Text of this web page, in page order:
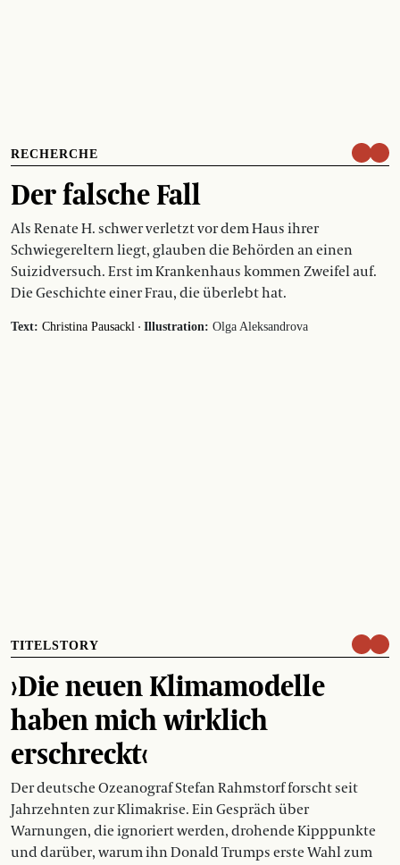
RECHERCHE
Der falsche Fall
Als Renate H. schwer verletzt vor dem Haus ihrer
Schwiegereltern liegt, glauben die Behörden an einen
Suizidversuch. Erst im Krankenhaus kommen Zweifel auf.
Die Geschichte einer Frau, die überlebt hat.
Text: Christina Pausackl · Illustration: Olga Aleksandrova
TITELSTORY
›Die neuen Klimamodelle
haben mich wirklich
erschreckt‹
Der deutsche Ozeanograf Stefan Rahmstorf forscht seit
Jahrzehnten zur Klimakrise. Ein Gespräch über
Warnungen, die ignoriert werden, drohende Kipppunkte
und darüber, warum ihn Donald Trumps erste Wahl zum